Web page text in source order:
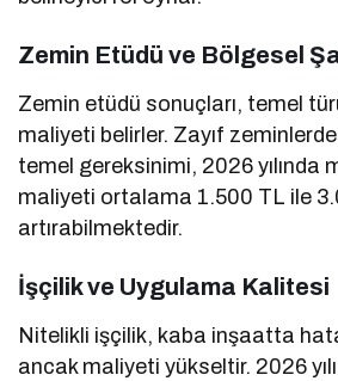
Zemin Etüdü ve Bölgesel
Zemin etüdü sonuçları, temel
maliyeti belirler. Zayıf zeminlerde
temel gereksinimi, 2026 yılında
maliyeti ortalama 1.500 TL ile
artırabilmektedir.
İşçilik ve Uygulama Kalitesi
Nitelikli işçilik, kaba inşaatta
ancak maliyeti yükseltir. 2026